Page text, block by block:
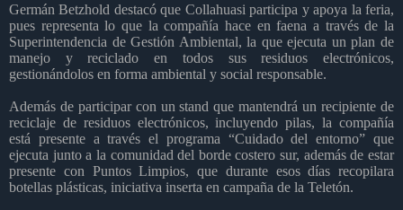
Germán Betzhold destacó que Collahuasi participa y apoya la feria,
pues representa lo que la compañía hace en faena a través de la
Superintendencia de Gestión Ambiental, la que ejecuta un plan de
manejo y reciclado en todos sus residuos electrónicos,
gestionándolos en forma ambiental y social responsable.
Además de participar con un stand que mantendrá un recipiente de
reciclaje de residuos electrónicos, incluyendo pilas, la compañía
está presente a través el programa “Cuidado del entorno” que
ejecuta junto a la comunidad del borde costero sur, además de estar
presente con Puntos Limpios, que durante esos días recopilara
botellas plásticas, iniciativa inserta en campaña de la Teletón.